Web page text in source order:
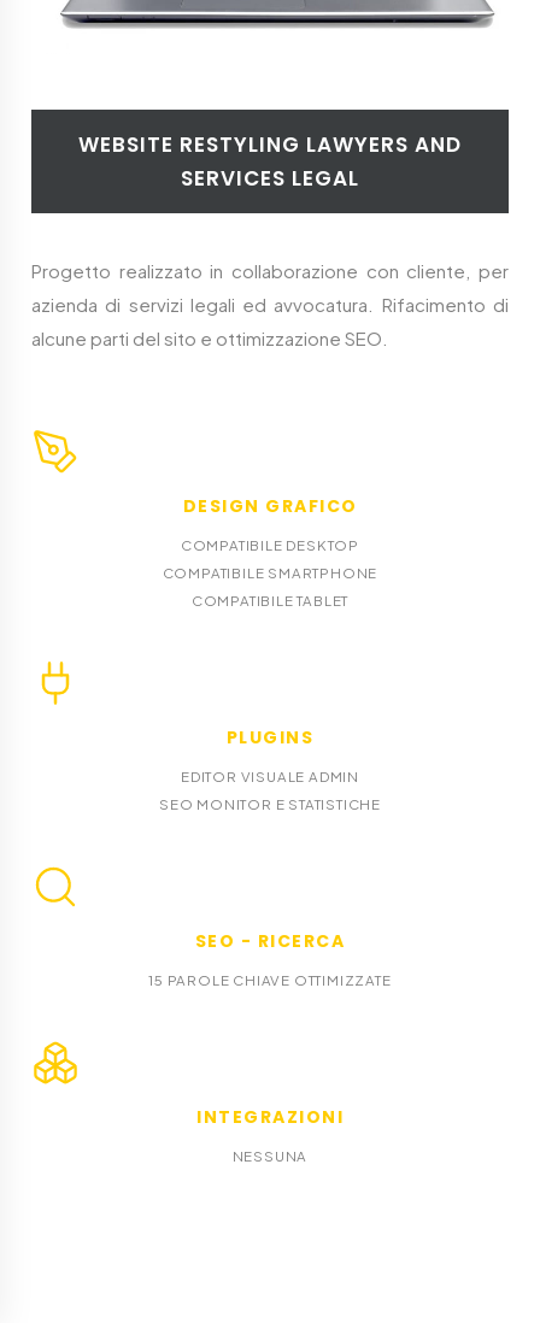
WEBSITE RESTYLING LAWYERS AND
SERVICES LEGAL
Progetto realizzato in collaborazione con cliente, per
azienda di servizi legali ed avvocatura. Rifacimento di
alcune parti del sito e ottimizzazione SEO.
DESIGN GRAFICO
COMPATIBILE DESKTOP
COMPATIBILE SMARTPHONE
COMPATIBILE TABLET
PLUGINS
EDITOR VISUALE ADMIN
SEO MONITOR E STATISTICHE
SEO - RICERCA
15 PAROLE CHIAVE OTTIMIZZATE
INTEGRAZIONI
NESSUNA